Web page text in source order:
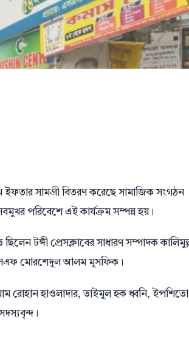
সামগ্রী বিতরণ করেছে সামাজিক সংগঠন
পরিবেশে এই কার্যক্রম সম্পন্ন হয়।
টঙ্গী প্রেসক্লাবের সাধারণ সম্পাদক
মোরশেদুল আলম মুসফিক।
রোহান হাওলাদার, তাইমুল হক ধ্বনি, ইপশিতো